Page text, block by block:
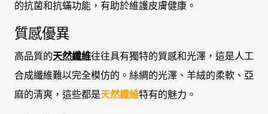
的抗菌和抗蟎功能，有助於維護皮膚健康。
質感優異
高品質的天然纖維往往具有獨特的質感和光澤，這是人工
合成纖維難以完全模仿的。絲綢的光澤、羊絨的柔軟、亞
麻的清爽，這些都是天然纖維特有的魅力。